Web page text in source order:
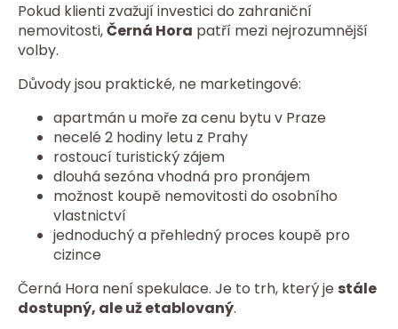
Pokud klienti zvažují investici do zahraniční
nemovitosti,Černá Hora patří mezi nejrozumnější
volby.
Důvody jsou praktické, ne marketingové:
apartmán u moře za cenu bytu v Praze
necelé 2 hodiny letu z Prahy
rostoucí turistický zájem
dlouhá sezóna vhodná pro pronájem
možnost koupě nemovitosti do osobního
vlastnictví
jednoduchý a přehledný proces koupě pro
cizince
Černá Hora není spekulace. Je to trh, který je stále
dostupný, ale už etablovaný.